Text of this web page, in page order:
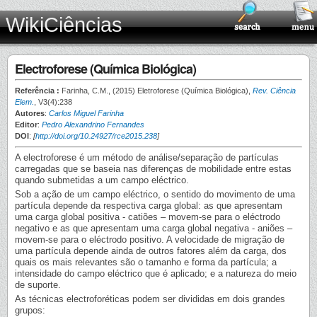
WikiCiências
Electroforese (Química Biológica)
Referência : Farinha, C.M., (2015) Eletroforese (Química Biológica), Rev. Ciência
Elem.
, V3(4):238
Autores: Carlos Miguel Farinha
Editor: Pedro Alexandrino Fernandes
DOI: [http://doi.org/10.24927/rce2015.238]
A electroforese é um método de análise/separação de partículas
carregadas que se baseia nas diferenças de mobilidade entre estas
quando submetidas a um campo eléctrico.
Sob a ação de um campo eléctrico, o sentido do movimento de uma
partícula depende da respectiva carga global: as que apresentam
uma carga global positiva - catiões – movem-se para o eléctrodo
negativo e as que apresentam uma carga global negativa - aniões –
movem-se para o eléctrodo positivo. A velocidade de migração de
uma partícula depende ainda de outros fatores além da carga, dos
quais os mais relevantes são o tamanho e forma da partícula; a
intensidade do campo eléctrico que é aplicado; e a natureza do meio
de suporte.
As técnicas electroforéticas podem ser divididas em dois grandes
grupos: